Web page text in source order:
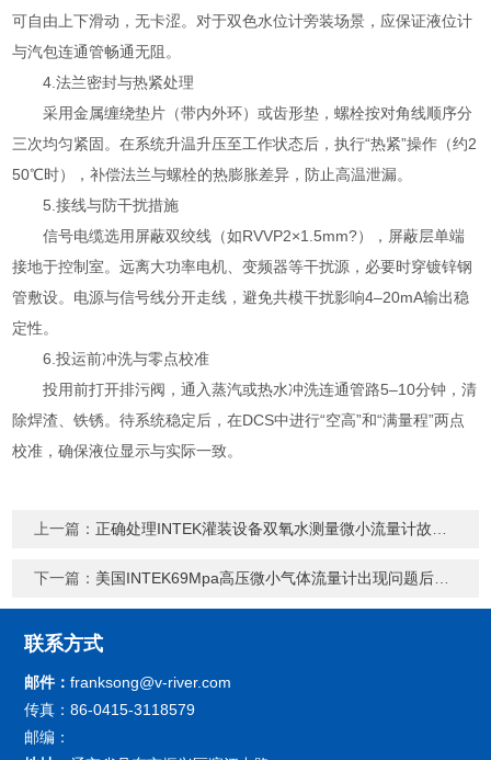
可自由上下滑动，无卡涩。对于双色水位计旁装场景，应保证液位计
与汽包连通管畅通无阻。
4.法兰密封与热紧处理
采用金属缠绕垫片（带内外环）或齿形垫，螺栓按对角线顺序分
三次均匀紧固。在系统升温升压至工作状态后，执行“热紧”操作（约2
50℃时），补偿法兰与螺栓的热膨胀差异，防止高温泄漏。
5.接线与防干扰措施
信号电缆选用屏蔽双绞线（如RVVP2×1.5mm?），屏蔽层单端
接地于控制室。远离大功率电机、变频器等干扰源，必要时穿镀锌钢
管敷设。电源与信号线分开走线，避免共模干扰影响4–20mA输出稳
定性。
6.投运前冲洗与零点校准
投用前打开排污阀，通入蒸汽或热水冲洗连通管路5–10分钟，清
除焊渣、铁锈。待系统稳定后，在DCS中进行“空高”和“满量程”两点
校准，确保液位显示与实际一致。
上一篇：正确处理INTEK灌装设备双氧水测量微小流量计故障可有效保障生产连续性
下一篇： 美国INTEK69Mpa高压微小气体流量计出现问题后的解决方法分享
联系方式
邮件：franksong@v-river.com
传真：86-0415-3118579
邮编：